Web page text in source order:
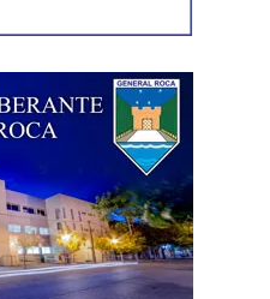
su propiedad. Además,
preservado para la
que realizó
Otros elementos
para determinar su